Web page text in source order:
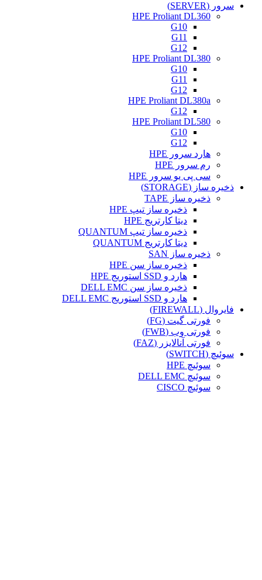
سرور (SERVER)
HPE Proliant DL360
G10
G11
G12
HPE Proliant DL380
G10
G11
G12
HPE Proliant DL380a
G12
HPE Proliant DL580
G10
G12
هارد سرور HPE
رم سرور HPE
سی پی یو سرور HPE
ذخیره ساز (STORAGE)
ذخیره ساز TAPE
ذخیره ساز تیپ HPE
دیتا کارتریج HPE
ذخیره ساز تیپ QUANTUM
دیتا کارتریج QUANTUM
ذخیره ساز SAN
ذخیره ساز سن HPE
هارد و SSD استوریج HPE
ذخیره ساز سن DELL EMC
هارد و SSD استوریج DELL EMC
فایروال (FIREWALL)
فورتی گیت (FG)
فورتی وب (FWB)
فورتی آنالایزر (FAZ)
سوئیچ (SWITCH)
سوئیچ HPE
سوئیچ DELL EMC
سوئیچ CISCO